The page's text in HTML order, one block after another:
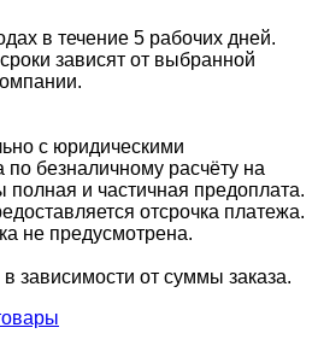
в течение 5 рабочих дней.
зависят от выбранной
с юридическими
безналичному расчёту на
полная и частичная предоплата.
отсрочка платежа.
не предусмотрена.
зависимости от суммы заказа.